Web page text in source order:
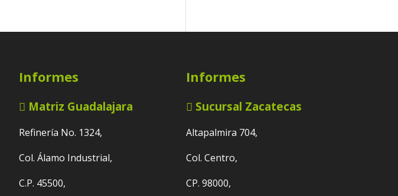
Informes
Matriz Guadalajara
Refinería No. 1324,
Col. Álamo Industrial,
C.P. 45500,
Informes
Sucursal Zacatecas
Altapalmira 704,
Col. Centro,
CP. 98000,